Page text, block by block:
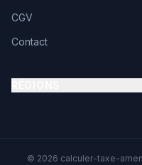
CGV
Contact
© 2026 calculer-taxe-